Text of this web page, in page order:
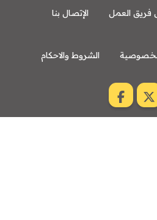
الإتصال بنا
الشروط والاحكام